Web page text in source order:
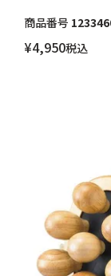
商品番号
¥4,950税込